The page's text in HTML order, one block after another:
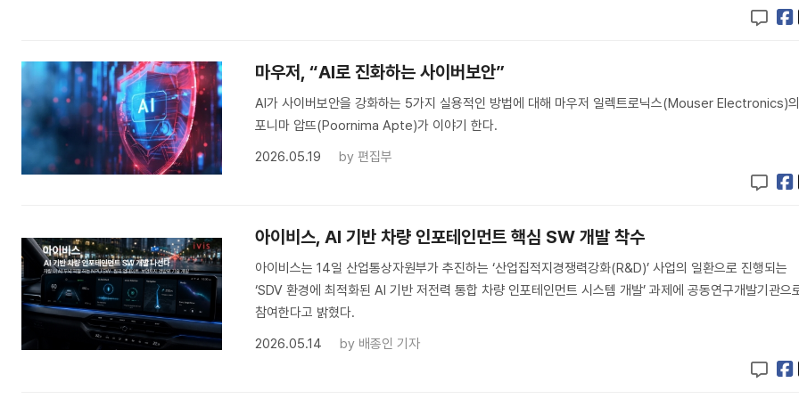
마우저, “AI로 진화하는 사이버보안”
AI가 사이버보안을 강화하는 5가지 실용적인 방법에 대해 마우저 일렉트로닉스(Mouser Electronics)
포니마 압뜨(Poornima Apte)가 이야기 한다.
2026.05.19
by편집부
아이비스, AI 기반 차량 인포테인먼트 핵심 SW 개발 착수
아이비스는 14일 산업통상자원부가 추진하는 ‘산업집적지경쟁력강화(R&D)’ 사업의 일환으로 진행되는
‘SDV 환경에 최적화된 AI 기반 저전력 통합 차량 인포테인먼트 시스템 개발’ 과제에 공동연구개발기관으
참여한다고 밝혔다.
2026.05.14
by 배종인 기자